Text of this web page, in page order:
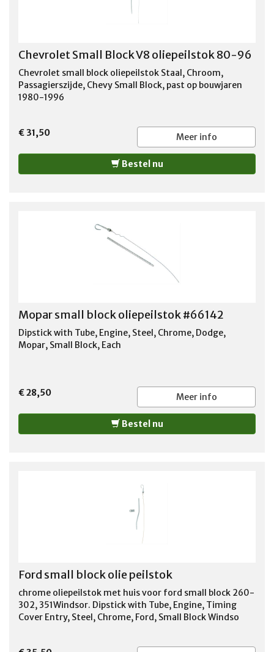
Chevrolet Small Block V8 oliepeilstok 80-96
Chevrolet small block oliepeilstok Staal, Chroom,
Passagierszijde, Chevy Small Block, past op bouwjaren
1980-1996
€ 31,50 Meer info
Bestel nu
Mopar small block oliepeilstok #66142
Dipstick with Tube, Engine, Steel, Chrome, Dodge,
Mopar, Small Block, Each
€ 28,50 Meer info
Bestel nu
Ford small block olie peilstok
chrome oliepeilstok met huis voor ford small block 260-
302, 351Windsor. Dipstick with Tube, Engine, Timing
Cover Entry, Steel, Chrome, Ford, Small Block Windso